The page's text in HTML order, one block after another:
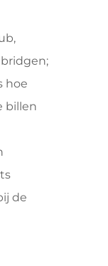
hoe
billen
de